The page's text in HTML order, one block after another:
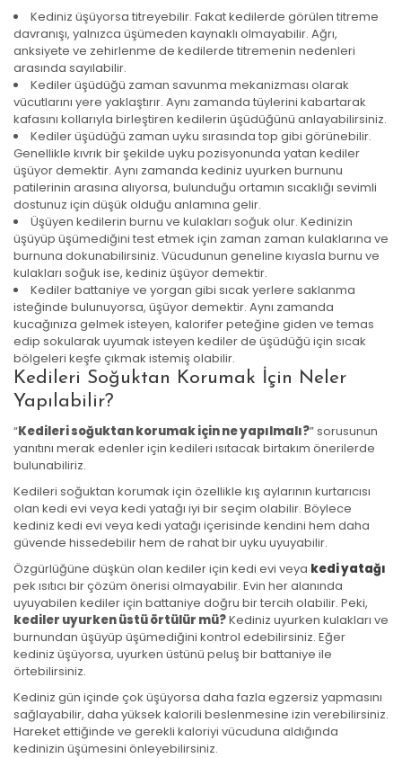
Kediniz üşüyorsa titreyebilir. Fakat kedilerde görülen titreme
davranışı, yalnızca üşümeden kaynaklı olmayabilir. Ağrı,
anksiyete ve zehirlenme de kedilerde titremenin nedenleri
arasında sayılabilir.
Kediler üşüdüğü zaman savunma mekanizması olarak
vücutlarını yere yaklaştırır. Aynı zamanda tüylerini kabartarak
kafasını kollarıyla birleştiren kedilerin üşüdüğünü anlayabilirsiniz.
Kediler üşüdüğü zaman uyku sırasında top gibi görünebilir.
Genellikle kıvrık bir şekilde uyku pozisyonunda yatan kediler
üşüyor demektir. Aynı zamanda kediniz uyurken burnunu
patilerinin arasına alıyorsa, bulunduğu ortamın sıcaklığı sevimli
dostunuz için düşük olduğu anlamına gelir.
Üşüyen kedilerin burnu ve kulakları soğuk olur. Kedinizin
üşüyüp üşümediğini test etmek için zaman zaman kulaklarına ve
burnuna dokunabilirsiniz. Vücudunun geneline kıyasla burnu ve
kulakları soğuk ise, kediniz üşüyor demektir.
Kediler battaniye ve yorgan gibi sıcak yerlere saklanma
isteğinde bulunuyorsa, üşüyor demektir. Aynı zamanda
kucağınıza gelmek isteyen, kalorifer peteğine giden ve temas
edip sokularak uyumak isteyen kediler de üşüdüğü için sıcak
bölgeleri keşfe çıkmak istemiş olabilir.
Kedileri Soğuktan Korumak İçin Neler
Yapılabilir?
“Kedileri soğuktan korumak için ne yapılmalı?” sorusunun
yanıtını merak edenler için kedileri ısıtacak birtakım önerilerde
bulunabiliriz.
Kedileri soğuktan korumak için özellikle kış aylarının kurtarıcısı
olan kedi evi veya kedi yatağı iyi bir seçim olabilir. Böylece
kediniz kedi evi veya kedi yatağı içerisinde kendini hem daha
güvende hissedebilir hem de rahat bir uyku uyuyabilir.
Özgürlüğüne düşkün olan kediler için kedi evi veya kedi yatağı
pek ısıtıcı bir çözüm önerisi olmayabilir. Evin her alanında
uyuyabilen kediler için battaniye doğru bir tercih olabilir. Peki,
kediler uyurken üstü örtülür mü?Kediniz uyurken kulakları ve
burnundan üşüyüp üşümediğini kontrol edebilirsiniz. Eğer
kediniz üşüyorsa, uyurken üstünü peluş bir battaniye ile
örtebilirsiniz.
Kediniz gün içinde çok üşüyorsa daha fazla egzersiz yapmasını
sağlayabilir, daha yüksek kalorili beslenmesine izin verebilirsiniz.
Hareket ettiğinde ve gerekli kaloriyi vücuduna aldığında
kedinizin üşümesini önleyebilirsiniz.